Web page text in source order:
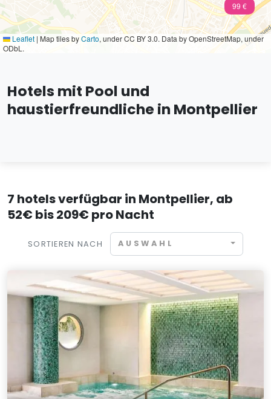
99 €
Leaflet | Map tiles byCarto, under CC BY 3.0. Data by OpenStreetMap, under
ODbL.
Hotels mit Pool und
haustierfreundliche in Montpellier
7 hotels verfügbar in Montpellier, ab
52€ bis 209€ pro Nacht
SORTIEREN NACH AUSWAHL